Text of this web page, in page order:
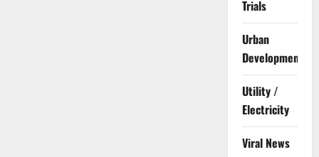
Trials
Urban
Development
Utility /
Electricity
Viral News